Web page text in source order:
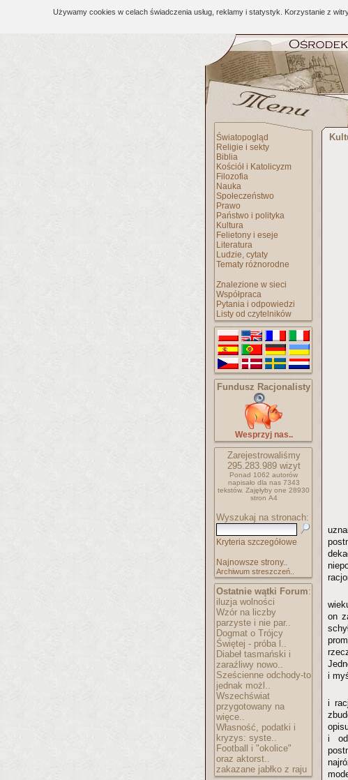
Używamy cookies w celach świadczenia usług, reklamy i statystyk. Korzystanie z
Światopogląd
Religie i sekty
Biblia
Kościół i Katolicyzm
Filozofia
Nauka
Społeczeństwo
Prawo
Państwo i polityka
Kultura
Felietony i eseje
Literatura
Ludzie, cytaty
Tematy różnorodne
Znalezione w sieci
Współpraca
Pytania i odpowiedzi
Listy od czytelników
Fundusz Racjonalisty
Wesprzyj nas..
Zarejestrowaliśmy
295.283.989wizyt
Ponad 1062 autorów
napisało dla nas 7343
tekstów. Zajęłyby one 28930
stron A4
Wyszukaj na stronach:
Kryteria szczegółowe
Najnowsze strony..
Archiwum streszczeń..
Ostatnie wątki Forum:
iluzja wolności
Wzór na liczby
parzyste i nie par..
Dogmat o Trójcy
Świętej - próba l..
Diabeł tasmański i
zaraźliwy nowo..
Sześcienne odchody-to
jednak możl..
Wszechświat
przygotowany na
więce..
Własność, podatki i
kryzys: syste..
Football i "okolice"
oraz aktorst..
zakazane jabłko z raju
on
i
i
i